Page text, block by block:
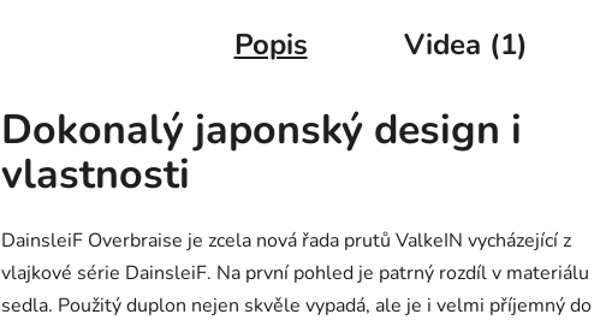
Popis Videa (1)
Dokonalý japonský design i
vlastnosti
DainsleiF Overbraise je zcela nová řada prutů ValkeIN vycházející z
vlajkové série DainsleiF. Na první pohled je patrný rozdíl v materiálu
sedla. Použitý duplon nejen skvěle vypadá, ale je i velmi příjemný do